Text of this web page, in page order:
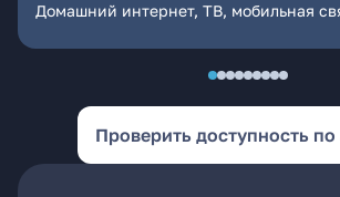
Домашний интернет, ТВ, мобильная
Проверить доступность по